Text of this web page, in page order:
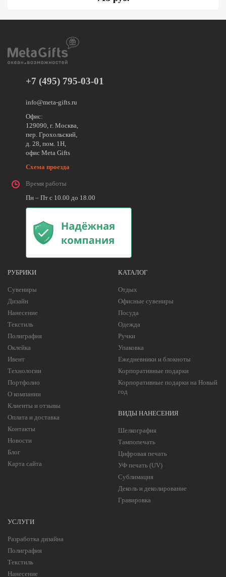
+7 (495) 795-03-01
info@meta-gifts.ru
Офис:
129090, г. Москва,
пер. Грохольский,
д. 28, пом. 1Н,
офис Meta Gifts
Схема проезда
Время работы
Пн – Пт с 10.00 до 18.00
РУБРИКИ
Сувениры
Дизайн
Нанесение
Текстиль
Полиграфия
Оклейка
Ивент
Технологии
Портфолио
О компании
Клиенты и отзывы
Оплата и доставка
Контакты
Новости
Блог
Карта сайта
КАТАЛОГ
Отдых
Офисные сувениры
Посуда
Одежда
Ручки
Упаковка
Ежедневники и блокноты
Корпоративные подарки
Корпоративные подарки на Новый
год
ВИДЫ НАНЕСЕНИЯ
Шелкография
Тампопечать
Цифровая печать
УФ печать (UV)
Сублимация
Деколь и деколирование
Гравировка
УСЛУГИ
Разработка дизайна
Полиграфия
Текстиль
Нанесение